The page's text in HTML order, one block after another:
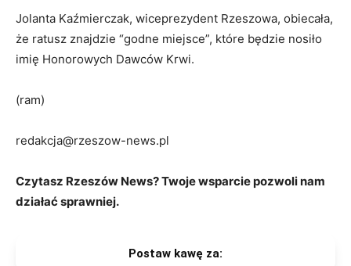
Jolanta Kaźmierczak, wiceprezydent Rzeszowa, obiecała,
że ratusz znajdzie “godne miejsce”, które będzie nosiło
imię Honorowych Dawców Krwi.
(ram)
redakcja@rzeszow-news.pl
Czytasz Rzeszów News? Twoje wsparcie pozwoli nam
działać sprawniej.
Postaw kawę za: